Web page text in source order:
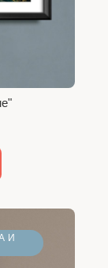
И